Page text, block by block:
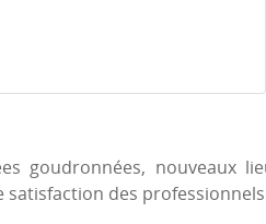
goudronnées, nouveaux
satisfaction des